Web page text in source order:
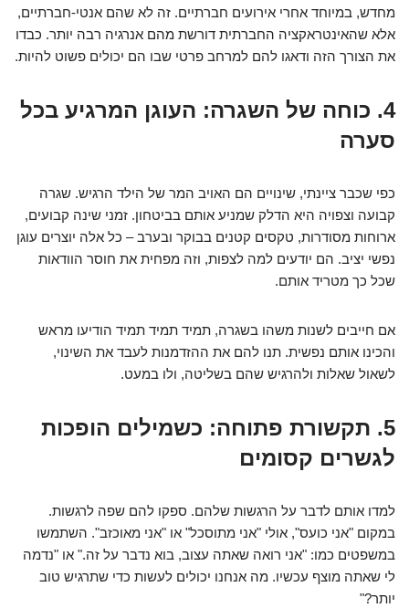
מחדש, במיוחד אחרי אירועים חברתיים. זה לא שהם אנטי-חברתיים,
אלא שהאינטראקציה החברתית דורשת מהם אנרגיה רבה יותר. כבדו
את הצורך הזה ודאגו להם למרחב פרטי שבו הם יכולים פשוט להיות.
4. כוחה של השגרה: העוגן המרגיע בכל
סערה
כפי שכבר ציינתי, שינויים הם האויב המר של הילד הרגיש. שגרה
קבועה וצפויה היא הדלק שמניע אותם בביטחון. זמני שינה קבועים,
ארוחות מסודרות, טקסים קטנים בבוקר ובערב – כל אלה יוצרים עוגן
נפשי יציב. הם יודעים למה לצפות, וזה מפחית את חוסר הוודאות
שכל כך מטריד אותם.
אם חייבים לשנות משהו בשגרה, תמיד תמיד תמיד הודיעו מראש
והכינו אותם נפשית. תנו להם את ההזדמנות לעבד את השינוי,
לשאול שאלות ולהרגיש שהם בשליטה, ולו במעט.
5. תקשורת פתוחה: כשמילים הופכות
לגשרים קסומים
למדו אותם לדבר על הרגשות שלהם. ספקו להם שפה לרגשות.
במקום "אני כועס", אולי "אני מתוסכל" או "אני מאוכזב". השתמשו
במשפטים כמו: "אני רואה שאתה עצוב, בוא נדבר על זה." או "נדמה
לי שאתה מוצף עכשיו. מה אנחנו יכולים לעשות כדי שתרגיש טוב
יותר?"